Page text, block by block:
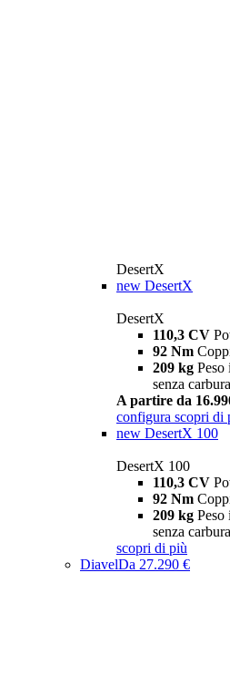
DesertX
new DesertX
DesertX
110,3 CV
92 Nm
209 kg Peso
senza
A partire da
configura scopri di
new DesertX 100
DesertX 100
110,3 CV
92 Nm
209 kg Peso
senza
scopri di più
DiavelDa 27.290 €